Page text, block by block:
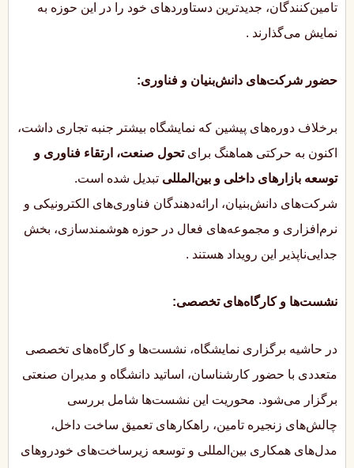
تامین‌کنندگان، جدیدترین دستاوردهای خود را در این حوزه به
نمایش می‌گذارند .
حضور شرکت‌های دانش‌بنیان و فناوری:
برخلاف دوره‌های پیشین که نمایشگاه بیشتر جنبه تجاری داشت،
اکنون به حرکتی هماهنگ برایتحول صنعت، ارتقاء فناوری و
توسعه بازارهای داخلی و بین‌المللی تبدیل شده است.
شرکت‌های دانش‌بنیان، ارائه‌دهندگان فناوری‌های الکترونیکی و
نرم‌افزاری و مجموعه‌های فعال در حوزه هوشمندسازی، بخش
جدایی‌ناپذیر این رویداد هستند .
نشست‌ها و کارگاه‌های تخصصی:
در حاشیه برگزاری نمایشگاه، نشست‌ها و کارگاه‌های تخصصی
متعددی با حضور کارشناسان، اساتید دانشگاه و مدیران صنعتی
برگزار می‌شود. محوریت این نشست‌ها شامل بررسی
چالش‌های زنجیره تامین، راهکارهای تعمیق ساخت داخل،
مدل‌های همکاری بین‌المللی و توسعه زیرساخت‌های خودروهای